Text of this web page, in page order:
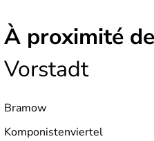
À proximité de
Vorstadt
Bramow
Komponistenviertel